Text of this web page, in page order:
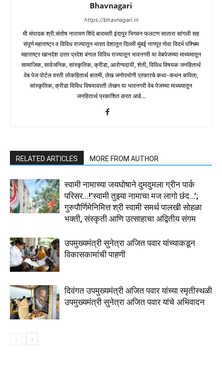
Bhavnagari
https://bhavnagari.in
मी संपादक श्री.संतोष नारायण शिंदे बारामती इंदापूर भिगवन फलटण सातारा सांगली सह
संपूर्ण महाराष्ट्र व विविध राज्यातून भारत देशातून दिल्ली मुंबई नागपूर गोवा विदर्भ पश्चिम
महाराष्ट्र खानदेश उत्तर प्रदेश बंगाल विविध राज्यातून भावनगरी या वेबपेजच्या माध्यमातून
सामाजिक, सार्वजनिक, सांस्कृतिक, क्रीडा, आरोग्यदायी, शेती, विविध विषयक जनहितार्थ
वेब पेज पोर्टल वरती लोकहितार्थ बातमी, लेख जनोपयोगी प्रकारचे कथा-कथन कविता,
सांस्कृतिक, क्रीडा विविध विषयावरती लेखन या भावनगरी वेब पेजच्या माध्यमातून
जनहितार्थ प्रकाशित करत आहे...
RELATED ARTICLES MORE FROM AUTHOR
स्वामी नामाच्या जयघोषाने दुमदुमला ग्रीन पार्क
परिसर…!’स्वामी तुझ्या नामाचा मज लागो छंद…’;
गुरुपौर्णिमेनिमित्त श्री स्वामी समर्थ पालखी सोहळा
भक्ती, संस्कृती आणि उत्साहाचा अद्वितीय संगम
उपमुख्यमंत्री सुनेत्रा अजित पवार यांच्याकडून
विकासकामांची पाहणी
दिवंगत उपमुख्यमंत्री अजित पवार यांच्या स्मृतीस्थळी
उपमुख्यमंत्री सुनेत्रा अजित पवार यांचे अभिवादन